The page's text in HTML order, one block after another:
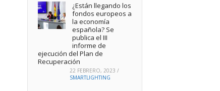
¿Están llegando los
fondos europeos a
la economía
española? Se
publica el III
informe de
ejecución del Plan de
Recuperación
22 FEBRERO, 2023 /
SMARTLIGHTING